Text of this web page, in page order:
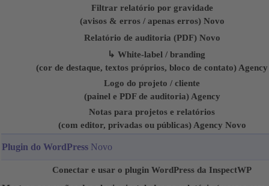
Filtrar relatório por gravidade
(avisos & erros / apenas erros) Novo
Relatório de auditoria (PDF) Novo
↳ White-label / branding
(cor de destaque, textos próprios, bloco de contato) Agency
Logo do projeto / cliente
(painel e PDF de auditoria) Agency
Notas para projetos e relatórios
(com editor, privadas ou públicas) Agency Novo
Plugin do WordPress Novo
Conectar e usar o plugin WordPress da InspectWP